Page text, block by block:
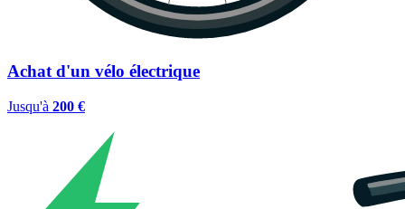
Achat d'un vélo électrique
Jusqu'à 200 €